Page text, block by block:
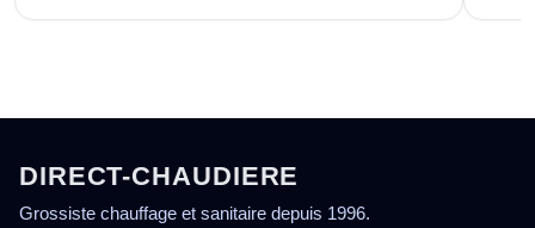
DIRECT-CHAUDIERE
Grossiste chauffage et sanitaire depuis 1996.